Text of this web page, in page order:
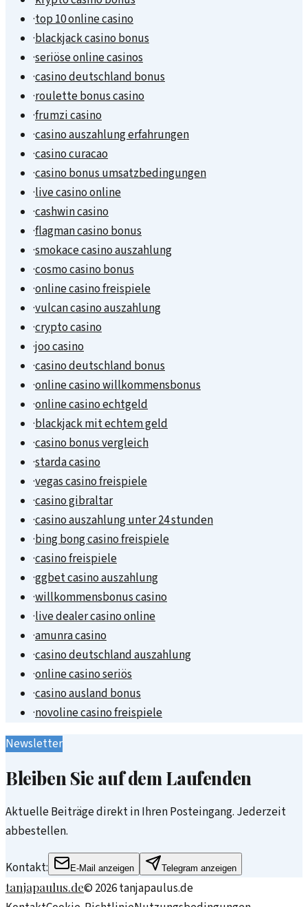
·top 10 online casino
·blackjack casino bonus
·seriöse online casinos
·casino deutschland bonus
·roulette bonus casino
·frumzi casino
·casino auszahlung erfahrungen
·casino curacao
·casino bonus umsatzbedingungen
·live casino online
·cashwin casino
·flagman casino bonus
·smokace casino auszahlung
·cosmo casino bonus
·online casino freispiele
·vulcan casino auszahlung
·crypto casino
·joo casino
·casino deutschland bonus
·online casino willkommensbonus
·online casino echtgeld
·blackjack mit echtem geld
·casino bonus vergleich
·starda casino
·vegas casino freispiele
·casino gibraltar
·casino auszahlung unter 24 stunden
·bing bong casino freispiele
·casino freispiele
·ggbet casino auszahlung
·willkommensbonus casino
·live dealer casino online
·amunra casino
·casino deutschland auszahlung
·online casino seriös
·casino ausland bonus
·novoline casino freispiele
Newsletter
Bleiben Sie auf dem Laufenden
Aktuelle Beiträge direkt in Ihren Posteingang. Jederzeit
abbestellen.
Kontakt: E-Mail anzeigen Telegram anzeigen
tanjapaulus.de© 2026tanjapaulus.de